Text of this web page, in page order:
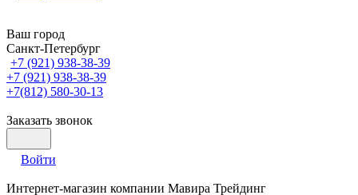
Ваш город
Санкт-Петербург
+7 (921) 938-38-39
+7 (921) 938-38-39
+7(812) 580-30-13
Заказать звонок
Войти
Интернет-магазин компании Мавира Трейдинг